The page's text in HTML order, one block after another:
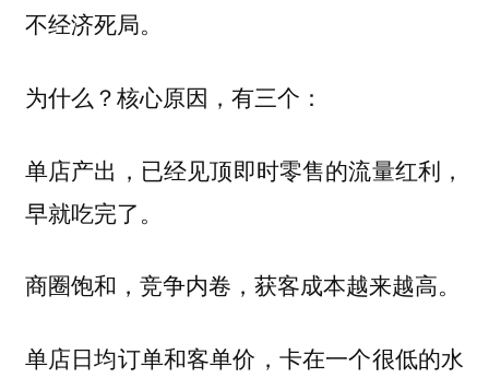
不经济死局。
为什么？核心原因，有三个：
单店产出，已经见顶即时零售的流量红利，
早就吃完了。
商圈饱和，竞争内卷，获客成本越来越高。
单店日均订单和客单价，卡在一个很低的水